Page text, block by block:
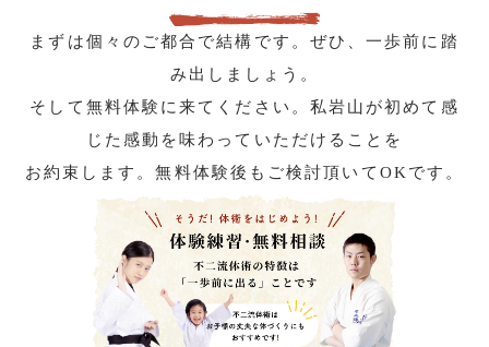
まずは個々のご都合で結構です。ぜひ、一歩前に踏
み出しましょう。
そして無料体験に来てください。私岩山が初めて感
じた感動を味わっていただけることを
お約束します。無料体験後もご検討頂いてOKです。